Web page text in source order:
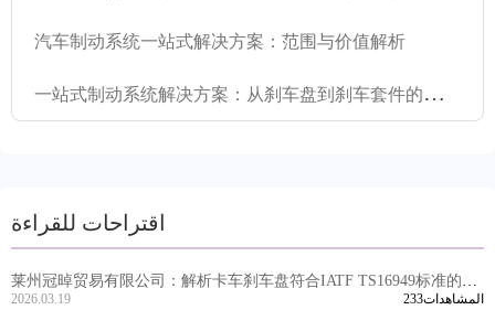
汽车制动系统一站式解决方案：范围与价值解析
一
站式制动系统解决方案：从刹车盘到刹车套件的整合供给能力
اقتراحات للقراءة
莱州冠晫贸易有限公司：解析卡车刹车盘符合IATF TS16949标准的重
要性
2026.03.19 233المشاهدات